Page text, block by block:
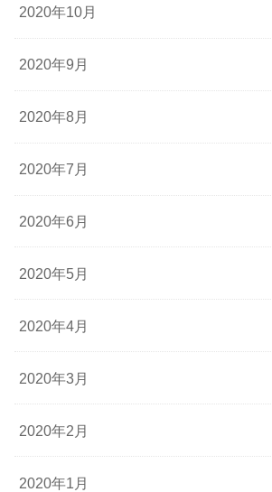
2020年10月
2020年9月
2020年8月
2020年7月
2020年6月
2020年5月
2020年4月
2020年3月
2020年2月
2020年1月